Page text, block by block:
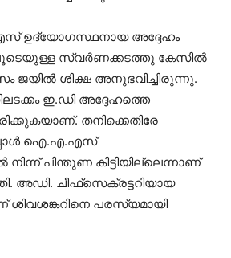
ഉദ്യോഗസ്ഥനായ അദ്ദേഹം
സ്വർണക്കടത്തു കേസിൽ
ജയിൽ ശിക്ഷ അനുഭവിച്ചിരുന്നു.
ഇ.ഡി അദ്ദേഹത്തെ
തനിക്കെതിരേ
ഐ.എ.എസ്
പിന്തുണ കിട്ടിയില്ലെന്നാണ്
അഡി. ചീഫ്‌സെക്രട്ടറിയായ
ശിവശങ്കറിനെ പരസ്യമായി